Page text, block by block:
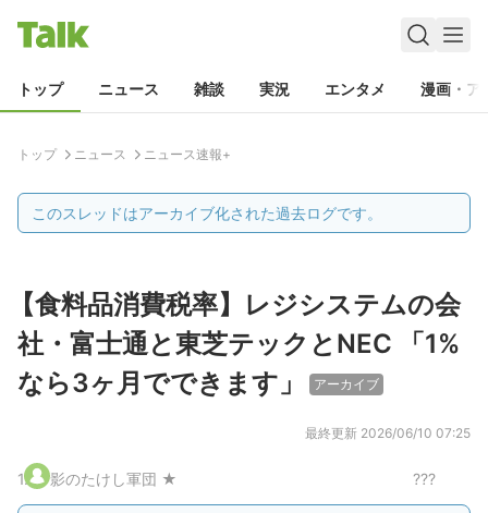
トップ ニュース 雑談 実況 エンタメ 漫画・ア
トップ ニュース ニュース速報+
このスレッドはアーカイブ化された過去ログです。
【食料品消費税率】レジシステムの会
社・富士通と東芝テックとNEC 「1%
なら3ヶ月でできます」
アーカイブ
最終更新 2026/06/10 07:25
1. 影のたけし軍団 ★ ???